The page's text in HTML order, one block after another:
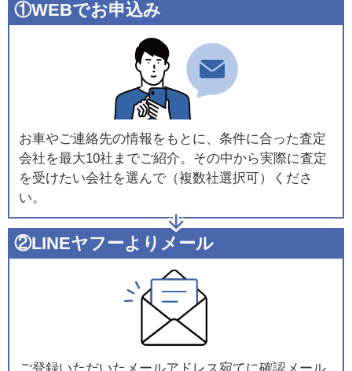
①WEBでお申込み
お車やご連絡先の情報をもとに、条件に合った査定
会社を最大10社までご紹介。その中から実際に査定
を受けたい会社を選んで（複数社選択可）くださ
い。
②LINEヤフーよりメール